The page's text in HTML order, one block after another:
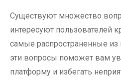
Существуют множество
интересуют пользователей
самые распространенные из
эти вопросы поможет вам
платформу и избегать